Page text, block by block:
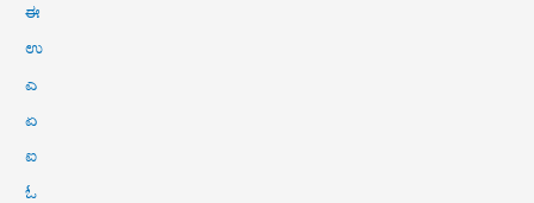
ಈ
ಉ
ಎ
ಏ
ಐ
ಓ